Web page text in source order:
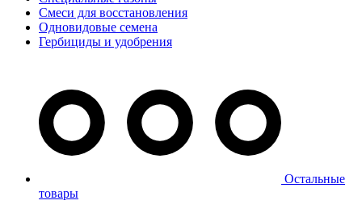
Смеси для восстановления
Одновидовые семена
Гербициды и удобрения
Остальные
товары